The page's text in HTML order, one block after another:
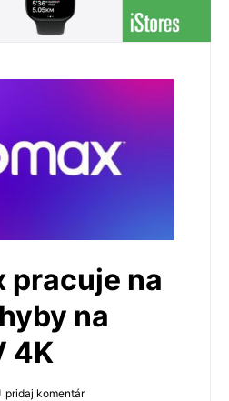
pracuje na
na
4K
pridaj komentár